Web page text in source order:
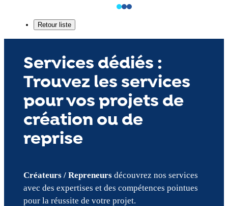
Services dédiés :
Trouvez les services
pour vos projets de
création ou de
reprise
Créateurs / Repreneursdécouvrez nos services
avec des expertises et des compétences pointues
pour la réussite de votre projet.